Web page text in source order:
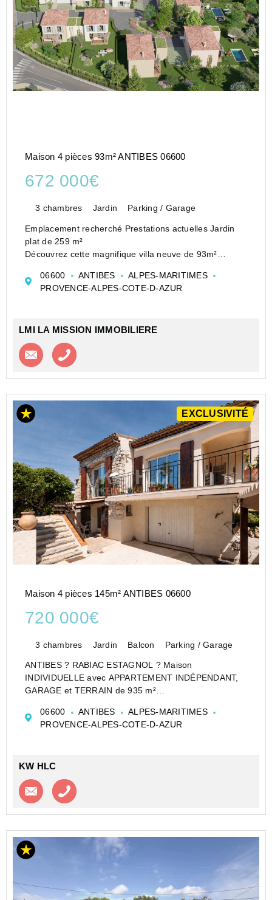
Maison 4 pièces 93m² ANTIBES 06600
672 000€
3 chambres Jardin Parking / Garage
Emplacement recherché Prestations actuelles Jardin
plat de 259 m²
Découvrez cette magnifique villa neuve de 93m²
un cadre de vie idyllique sous le soleil de la Côte
d'Azur. Alliant modernité, vol...
06600 ANTIBES
ALPES-MARITIMES
PROVENCE-ALPES-COTE-D-AZUR
LMI LA MISSION IMMOBILIERE
Contacter l'agence
EXCLUSIVITÉ
Maison 4 pièces 145m² ANTIBES 06600
720 000€
3 chambres Jardin Balcon Parking / Garage
ANTIBES ? RABIAC ESTAGNOL ? Maison
INDIVIDUELLE avec APPARTEMENT INDÉPENDANT,
GARAGE et TERRAIN de 935 m²
découvrez cette maison INDIVIDUELLE développant
une surface totale d'environ 190,75 m², offrant une ...
06600 ANTIBES
ALPES-MARITIMES
PROVENCE-ALPES-COTE-D-AZUR
KW HLC
Contacter l'agence